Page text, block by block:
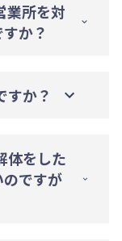
業所を対
か？
すか？
体をした
ですが